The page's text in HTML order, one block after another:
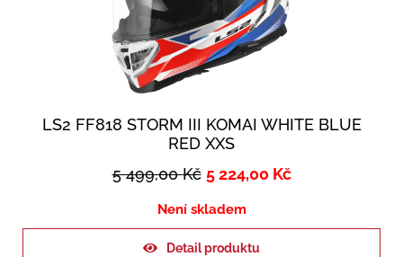
LS2 FF818 STORM III KOMAI WHITE BLUE
RED XXS
5 499,00Kč 5 224,00 Kč
Není skladem
Detail produktu